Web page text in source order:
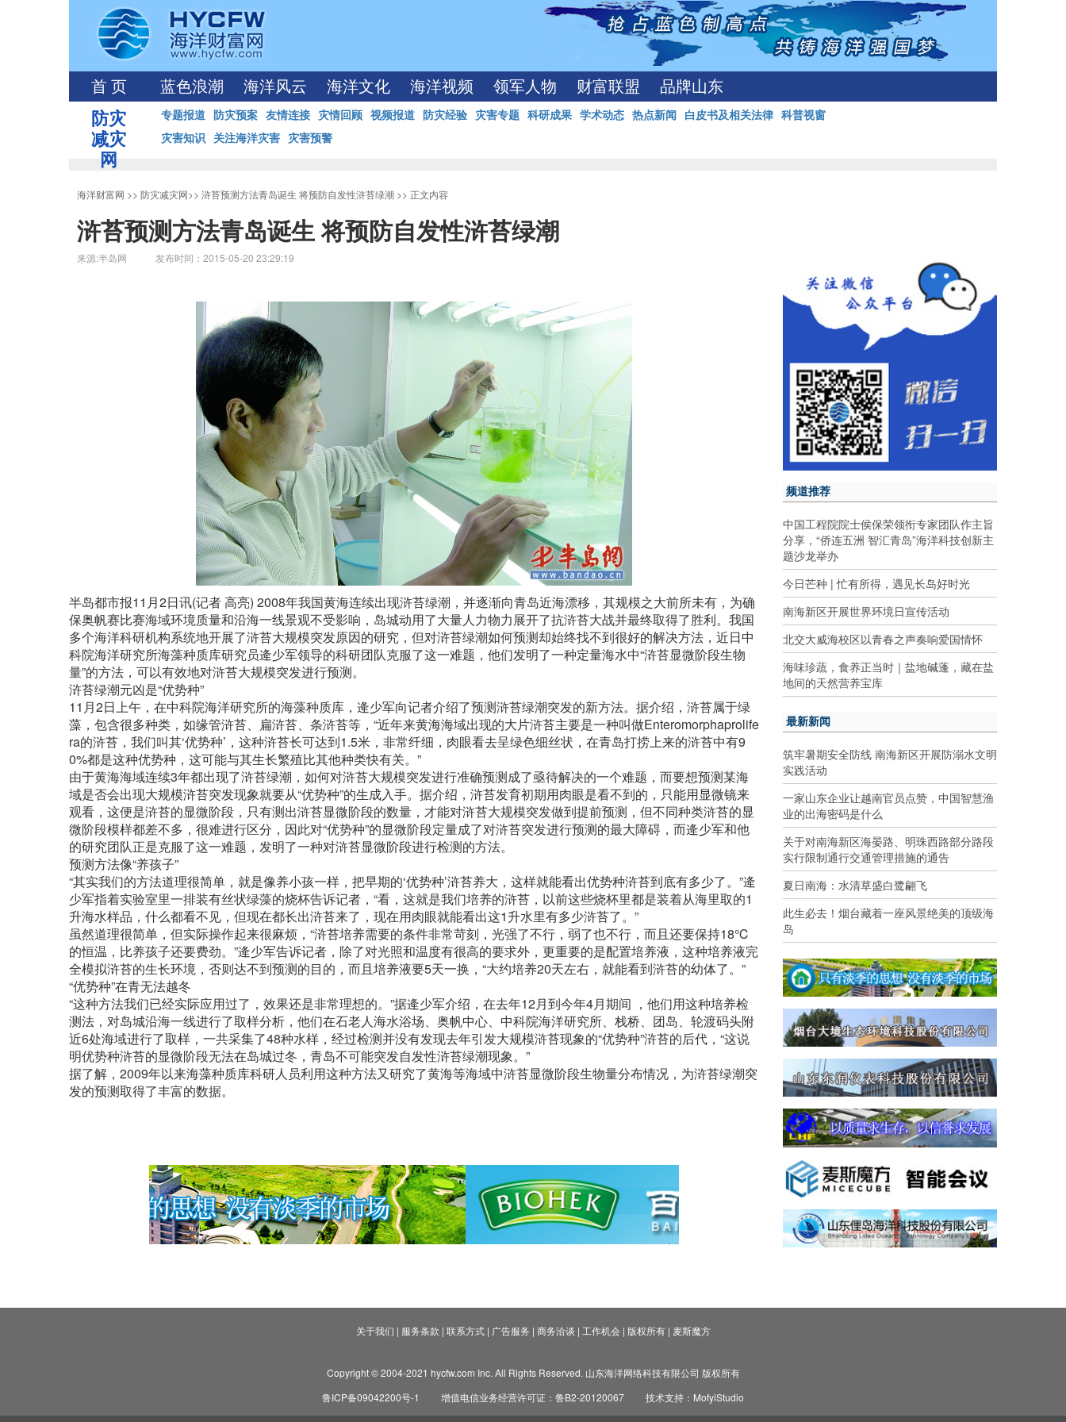
首 页 蓝色浪潮 海洋风云 海洋文化 海洋视频 领军人物 财富联盟 品牌山东
防灾
减灾
网
专题报道 防灾预案 友情连接 灾情回顾 视频报道 防灾经验 灾害专题 科研成果 学术动态 热点新闻 白皮书及相关法律 科普视窗
灾害知识 关注海洋灾害 灾害预警
海洋财富网 >> 防灾减灾网>> 浒苔预测方法青岛诞生 将预防自发性浒苔绿潮 >> 正文内容
浒苔预测方法青岛诞生 将预防自发性浒苔绿潮
来源:半岛网 发布时间：2015-05-20 23:29:19
半岛都市报11月2日讯(记者 高亮) 2008年我国黄海连续出现浒苔绿潮，并逐渐向青岛近海漂移，其规模之大前所未有，为确
保奥帆赛比赛海域环境质量和沿海一线景观不受影响，岛城动用了大量人力物力展开了抗浒苔大战并最终取得了胜利。我国
多个海洋科研机构系统地开展了浒苔大规模突发原因的研究，但对浒苔绿潮如何预测却始终找不到很好的解决方法，近日中
科院海洋研究所海藻种质库研究员逄少军领导的科研团队克服了这一难题，他们发明了一种定量海水中“浒苔显微阶段生物
量”的方法，可以有效地对浒苔大规模突发进行预测。
浒苔绿潮元凶是“优势种”
11月2日上午，在中科院海洋研究所的海藻种质库，逄少军向记者介绍了预测浒苔绿潮突发的新方法。据介绍，浒苔属于绿
藻，包含很多种类，如缘管浒苔、扁浒苔、条浒苔等，“近年来黄海海域出现的大片浒苔主要是一种叫做Enteromorphaprolife
ra的浒苔，我们叫其‘优势种’，这种浒苔长可达到1.5米，非常纤细，肉眼看去呈绿色细丝状，在青岛打捞上来的浒苔中有9
0%都是这种优势种，这可能与其生长繁殖比其他种类快有关。”
由于黄海海域连续3年都出现了浒苔绿潮，如何对浒苔大规模突发进行准确预测成了亟待解决的一个难题，而要想预测某海
域是否会出现大规模浒苔突发现象就要从“优势种”的生成入手。据介绍，浒苔发育初期用肉眼是看不到的，只能用显微镜来
观看，这便是浒苔的显微阶段，只有测出浒苔显微阶段的数量，才能对浒苔大规模突发做到提前预测，但不同种类浒苔的显
微阶段模样都差不多，很难进行区分，因此对“优势种”的显微阶段定量成了对浒苔突发进行预测的最大障碍，而逄少军和他
的研究团队正是克服了这一难题，发明了一种对浒苔显微阶段进行检测的方法。
预测方法像“养孩子”
“其实我们的方法道理很简单，就是像养小孩一样，把早期的‘优势种’浒苔养大，这样就能看出优势种浒苔到底有多少了。”逄
少军指着实验室里一排装有丝状绿藻的烧杯告诉记者，“看，这就是我们培养的浒苔，以前这些烧杯里都是装着从海里取的1
升海水样品，什么都看不见，但现在都长出浒苔来了，现在用肉眼就能看出这1升水里有多少浒苔了。”
虽然道理很简单，但实际操作起来很麻烦，“浒苔培养需要的条件非常苛刻，光强了不行，弱了也不行，而且还要保持18℃
的恒温，比养孩子还要费劲。”逄少军告诉记者，除了对光照和温度有很高的要求外，更重要的是配置培养液，这种培养液完
全模拟浒苔的生长环境，否则达不到预测的目的，而且培养液要5天一换，“大约培养20天左右，就能看到浒苔的幼体了。”
“优势种”在青无法越冬
“这种方法我们已经实际应用过了，效果还是非常理想的。”据逄少军介绍，在去年12月到今年4月期间 ，他们用这种培养检
测法，对岛城沿海一线进行了取样分析，他们在石老人海水浴场、奥帆中心、中科院海洋研究所、栈桥、团岛、轮渡码头附
近6处海域进行了取样，一共采集了48种水样，经过检测并没有发现去年引发大规模浒苔现象的“优势种”浒苔的后代，“这说
明优势种浒苔的显微阶段无法在岛城过冬，青岛不可能突发自发性浒苔绿潮现象。”
据了解，2009年以来海藻种质库科研人员利用这种方法又研究了黄海等海域中浒苔显微阶段生物量分布情况，为浒苔绿潮突
发的预测取得了丰富的数据。
频道推荐
中国工程院院士侯保荣领衔专家团队作主旨
分享，“侨连五洲 智汇青岛”海洋科技创新主
题沙龙举办
今日芒种 | 忙有所得，遇见长岛好时光
南海新区开展世界环境日宣传活动
北交大威海校区以青春之声奏响爱国情怀
海味珍蔬，食养正当时｜盐地碱蓬，藏在盐
地间的天然营养宝库
最新新闻
筑牢暑期安全防线 南海新区开展防溺水文明
实践活动
一家山东企业让越南官员点赞，中国智慧渔
业的出海密码是什么
关于对南海新区海晏路、明珠西路部分路段
实行限制通行交通管理措施的通告
夏日南海：水清草盛白鹭翩飞
此生必去！烟台藏着一座风景绝美的顶级海
岛
关于我们 | 服务条款 | 联系方式| 广告服务 | 商务洽谈 | 工作机会| 版权所有| 麦斯魔方
Copyright © 2004-2021 hycfw.com Inc. All Rights Reserved. 山东海洋网络科技有限公司 版权所有
鲁ICP备09042200号-1
增值电信业务经营许可证：鲁B2-20120067 技术支持：MofyiStudio